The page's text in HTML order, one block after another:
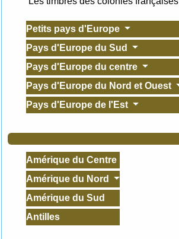
Petits pays d'Europe
Pays d'Europe du Sud
Pays d'Europe du centre
Pays d'Europe du Nord et Ouest
Pays d'Europe de l'Est
Amérique du Centre
Amérique du Nord
Amérique du Sud
Antilles